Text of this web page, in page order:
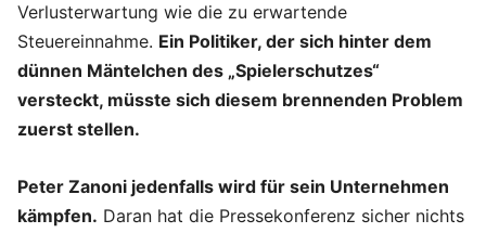
Verlusterwartung wie die zu erwartende
Steuereinnahme. Ein Politiker, der sich hinter dem
dünnen Mäntelchen des „Spielerschutzes“
versteckt, müsste sich diesem brennenden Problem
zuerst stellen.
Peter Zanoni jedenfalls wird für sein Unternehmen
kämpfen. Daran hat die Pressekonferenz sicher nichts